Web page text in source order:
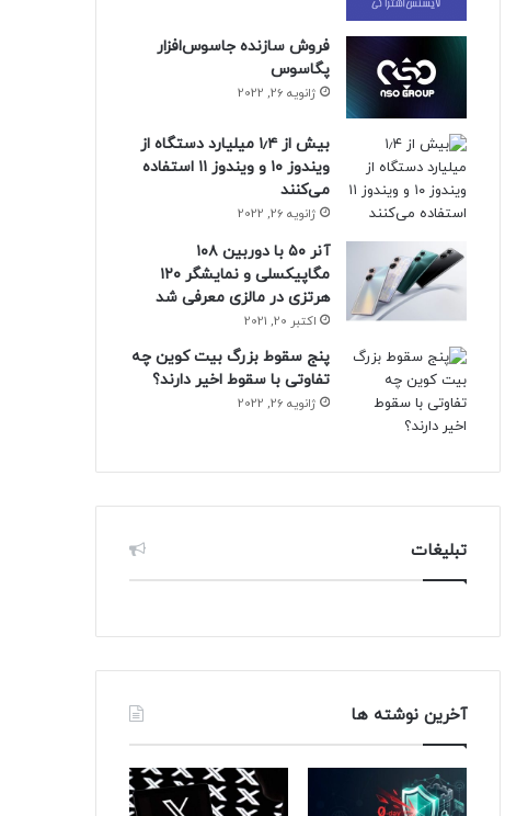
فروش سازنده جاسوس‌افزار
پگاسوس
ژانویه 26, 2022
بیش از ۱٫۴ میلیارد دستگاه از
ویندوز ۱۰ و ویندوز ۱۱ استفاده
می‌کنند
ژانویه 26, 2022
آنر ۵۰ با دوربین ۱۰۸
مگاپیکسلی و نمایشگر ۱۲۰
هرتزی در مالزی معرفی شد
اکتبر 20, 2021
پنج سقوط بزرگ بیت کوین چه
تفاوتی با سقوط اخیر دارند؟
ژانویه 26, 2022
تبلیغات
آخرین نوشته ها